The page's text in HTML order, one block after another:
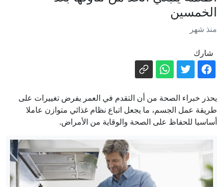
أثناء وجود ترمب.. اعتراض طائرتين اقتربتا
عاجل. - ترامب: نتعامل بـ"هدوء" مع إيران..
وطهران تتمسك بشروطها لإعادة فتح هرمز
الدفاع الروسية: إسقاط 456 مسيرة
أوكرانية خلال الليلة الماضية فوق الأراضي
الروسية
نائب وزير الخارجية الروسي: موسكو لم
تجر أي مفاوضات رسمية مع برلين حول
أوكرانيا في أذربيجان
الحيوانات تشهد تطوراً استثنائياً وسريعاً
لتتمكن من البقاء على قيد الحياة
العيون إلى السماء.. 4 ظواهر فلكية
الخمسين
منذ شهر
شارك
يحذر خبراء الصحة من أن التقدم في العمر يفرض تغييرات على
طريقة عمل الجسم، ما يجعل اتباع نظام غذائي متوازن عاملا
أساسيا للحفاظ على الصحة والوقاية من الأمراض.